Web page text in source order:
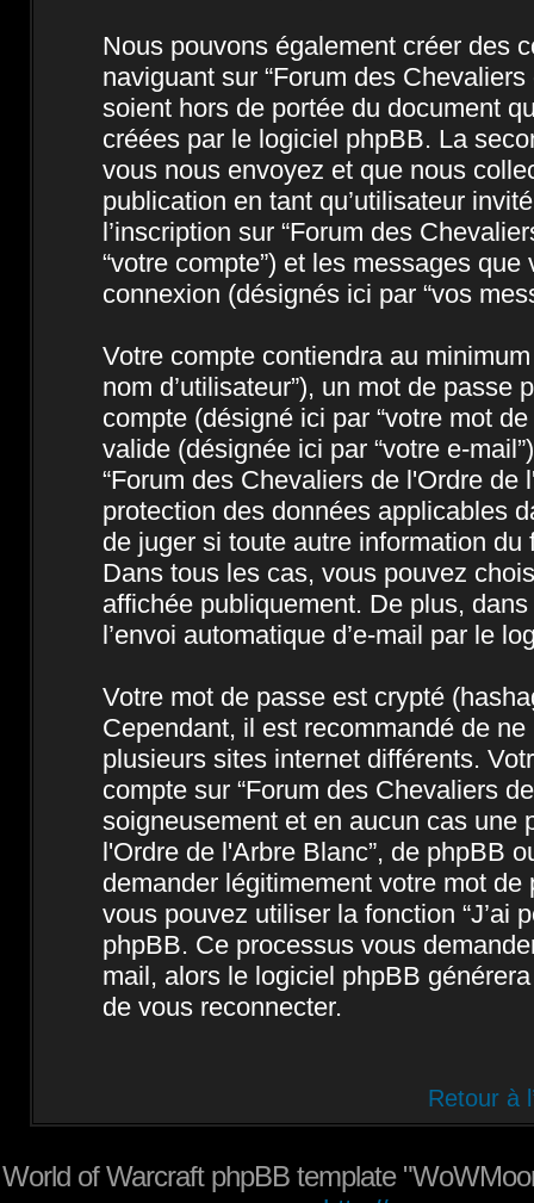
Nous pouvons également créer des
naviguant sur “Forum des
soient hors de portée du document
créées par le logiciel phpBB. La
vous nous envoyez et que nous
publication en tant qu’utilisateur
l’inscription sur “Forum des
“votre compte”) et les messages
connexion (désignés ici par “vos
Votre compte contiendra au
nom d’utilisateur”), un mot de
compte (désigné ici par “votre mot
valide (désignée ici par “votre e-
“Forum des Chevaliers de l'Ordre
protection des données applicables
de juger si toute autre information
Dans tous les cas, vous pouvez
affichée publiquement. De plus,
l’envoi automatique d’e-mail par le
Votre mot de passe est crypté
Cependant, il est recommandé de
plusieurs sites internet différents.
compte sur “Forum des Chevaliers
soigneusement et en aucun cas une
l'Ordre de l'Arbre Blanc”, de phpBB
demander légitimement votre mot
vous pouvez utiliser la fonction “J’ai
phpBB. Ce processus vous
mail, alors le logiciel phpBB
de vous reconnecter.
Retour à
World of Warcraft phpBB template